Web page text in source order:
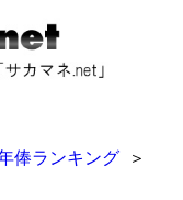
俸ランキング
＞